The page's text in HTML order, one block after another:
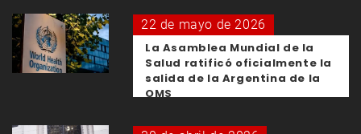
22 de mayo de 2026
La Asamblea Mundial de la
Salud ratificó oficialmente la
salida de la Argentina de la
OMS